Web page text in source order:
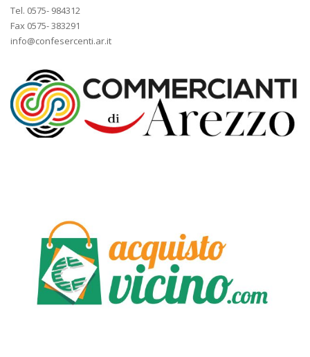
Tel. 0575- 984312
Fax 0575- 383291
info@confesercenti.ar.it